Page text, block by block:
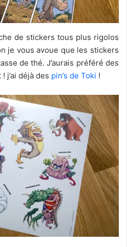
de stickers tous plus rigolos
je vous avoue que les stickers
de thé. J’aurais préféré des
j’ai déjà des pin’s de Toki !